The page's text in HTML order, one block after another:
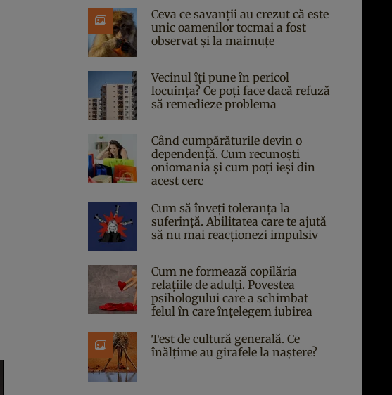
Ceva ce savanții au crezut că este
unic oamenilor tocmai a fost
observat și la maimuțe
Vecinul îți pune în pericol
locuința? Ce poți face dacă refuză
să remedieze problema
Când cumpărăturile devin o
dependență. Cum recunoști
oniomania și cum poți ieși din
acest cerc
Cum să înveți toleranța la
suferință. Abilitatea care te ajută
să nu mai reacționezi impulsiv
Cum ne formează copilăria
relațiile de adulți. Povestea
psihologului care a schimbat
felul în care înțelegem iubirea
Test de cultură generală. Ce
înălțime au girafele la naștere?